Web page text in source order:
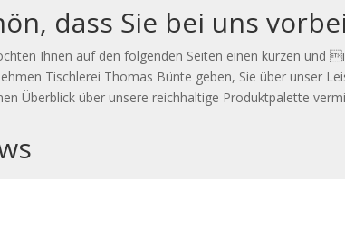
dass Sie bei uns
Ihnen auf den folgenden Seiten einen kurzen und
Tischlerei Thomas Bünte geben, Sie über unser
Überblick über unsere reichhaltige Produktpalette